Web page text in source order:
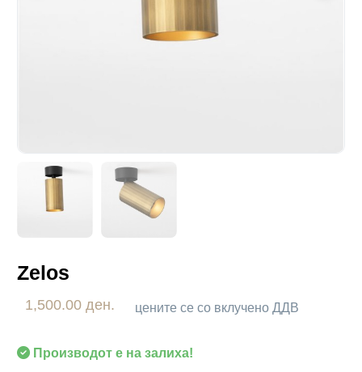
Zelos
1,500.00 ден. цените се со вклучено ДДВ
Производот е на залиха!